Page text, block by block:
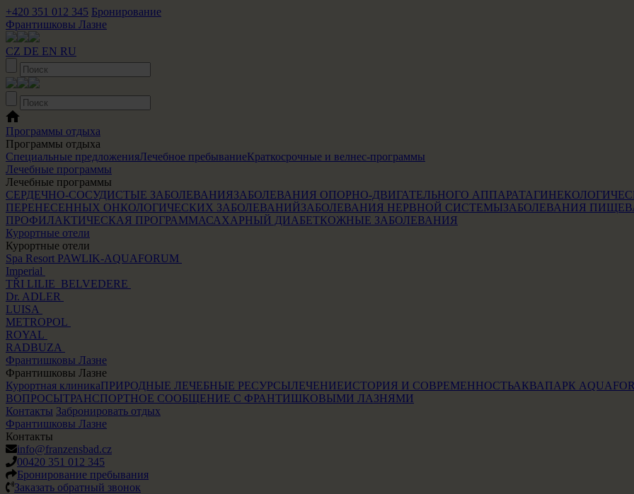
+420 351 012 345 Бронирование
Франтишковы Лазне
CZ DE EN RU
Программы отдыха
Программы отдыха
Специальные предложенияЛечебное пребываниеКраткосрочные и велнес-программы
Лечебные программы
Лечебные программы
СЕРДЕЧНО-СОСУДИСТЫЕ ЗАБОЛЕВАНИЯЗАБОЛЕВАНИЯ ОПОРНО-ДВИГАТЕЛЬНОГО АППАРАТА
ПЕРЕНЕСЕННЫХ ОНКОЛОГИЧЕСКИХ ЗАБОЛЕВАНИЙЗАБОЛЕВАНИЯ НЕРВНОЙ СИСТЕМЫЗАБОЛЕВАНИЯ
ПРОФИЛАКТИЧЕСКАЯ ПРОГРАММАСАХАРНЫЙ ДИАБЕТКОЖНЫЕ ЗАБОЛЕВАНИЯ
Курортные отели
Курортные отели
Spa Resort PAWLIK-AQUAFORUM
Imperial
TŘI LILIE BELVEDERE
Dr. ADLER
LUISA
METROPOL
ROYAL
RADBUZA
Франтишковы Лазне
Франтишковы Лазне
Курортная клиникаПРИРОДНЫЕ ЛЕЧЕБНЫЕ РЕСУРСЫЛЕЧЕНИЕИСТОРИЯ И СОВРЕМЕННОСТЬАКВАПАРК
ВОПРОСЫТРАНСПОРТНОЕ СООБЩЕНИЕ С ФРАНТИШКОВЫМИ ЛАЗНЯМИ
Контакты Забронировать отдых
Франтишковы Лазне
Контакты
info@franzensbad.cz
00420 351 012 345
Бронирование пребывания
Заказать обратный звонок